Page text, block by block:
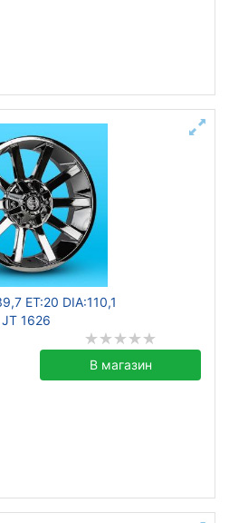
ET:20 DIA:110,1
JT 1626
В магазин